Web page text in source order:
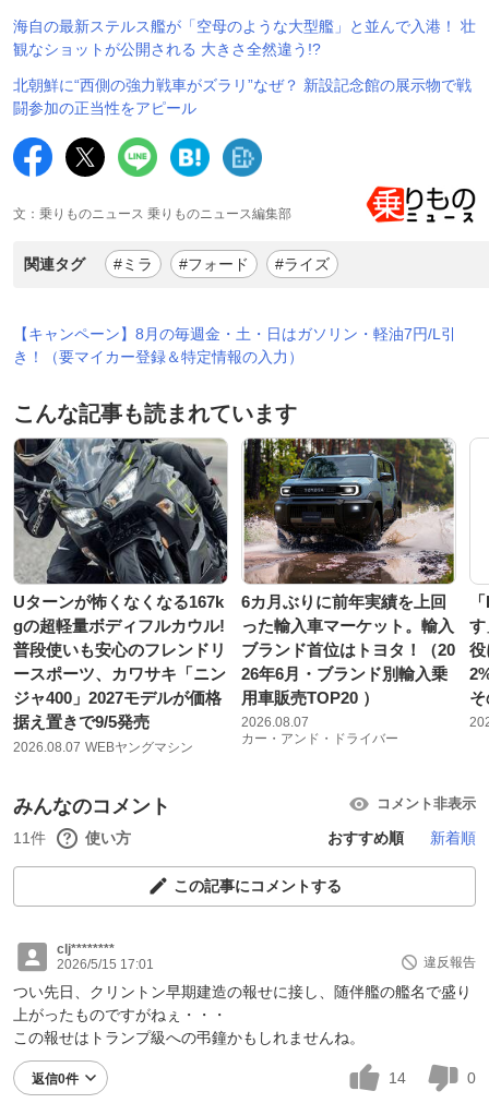
海自の最新ステルス艦が「空母のような大型艦」と並んで入港！ 壮
観なショットが公開される 大きさ全然違う!?
北朝鮮に“西側の強力戦車がズラリ”なぜ？ 新設記念館の展示物で戦
闘参加の正当性をアピール
文：乗りものニュース 乗りものニュース編集部
関連タグ #ミラ #フォード #ライズ
【キャンペーン】8月の毎週金・土・日はガソリン・軽油7円/L引
き！（要マイカー登録＆特定情報の入力）
こんな記事も読まれています
Uターンが怖くなくなる167k
gの超軽量ボディフルカウル!
普段使いも安心のフレンドリ
ースポーツ、カワサキ「ニン
ジャ400」2027モデルが価格
据え置きで9/5発売
2026.08.07 WEBヤングマシン
6カ月ぶりに前年実績を上回
った輸入車マーケット。輸入
ブランド首位はトヨタ！（20
26年6月・ブランド別輸入乗
用車販売TOP20 ）
2026.08.07
カー・アンド・ドライバー
す
役
みんなのコメント コメント非表示
11件 使い方 おすすめ順 新着順
この記事にコメントする
clj********
2026/5/15 17:01
違反報告
つい先日、クリントン早期建造の報せに接し、随伴艦の艦名で盛り
上がったものですがねぇ・・・
この報せはトランプ級への弔鐘かもしれませんね。
返信0件 14 0